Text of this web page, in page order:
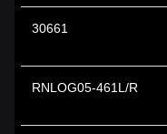
30661
RNLOG05-461L/R